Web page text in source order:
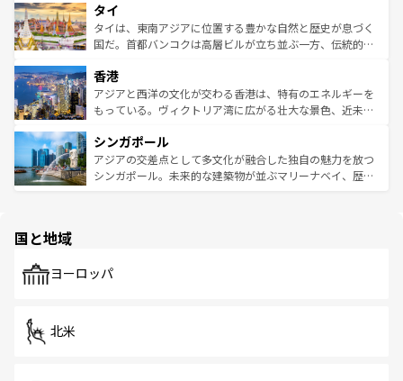
リティに包まれながら、韓国の多彩な魅力を心ゆくまで味
わってみてほしい。 なお、新着の韓国情報はコンテンツ一
覧を参照してほしい。
急速な発展と共に伝統が息づく。ハノイの古い町並みやホ
ーチミン市のフランス統治時代の建物も、独特の雰囲気を
醸し出している。また、バラエティの豊かさとおいしさで
とつ。フォーやバインミー、ベトナムコーヒーなどは、ぜ
ひ現地で味わいたい。どの地域を訪れてもあたたかい人々
が旅行者を迎えてくれるので、きっと忘れられない旅にな
参照してほしい。
タイ
タイは、東南アジアに位置する豊かな自然と歴史が息づく
国だ。首都バンコクは高層ビルが立ち並ぶ一方、伝統的な
の活気が交差している。北部ではチェンマイなどの山岳地
帯で自然と触れ合い、南部ではプーケットやクラビの美し
いビーチでリゾート気分を楽しむことができる。タイ料理
激する。気候は一年中温暖で、どの季節にも異なる楽しみ
が待っている。親しみやすいタイの人々、仏教を中心とし
た文化、そして多様な観光資源が、訪れる旅人を魅了し続
香港
アジアと西洋の文化が交わる香港は、特有のエネルギーを
もっている。ヴィクトリア湾に広がる壮大な景色、近未来
み、どこを訪れても感動するはず。観光スポットが密集し
ており、効率よく見どころを回れるのも魅力。息をのむよ
うな絶景から文化的な体験まで、香港を存分に楽しみ尽く
シンガポール
アジアの交差点として多文化が融合した独自の魅力を放つ
シンガポール。未来的な建築物が並ぶマリーナベイ、歴史
で、ホーカーズは地元の風情を楽しめる外せないスポット
国と地域
ヨーロッパ
北米